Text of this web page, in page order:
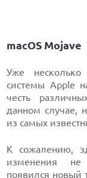
macOS Mojave
Уже
системы Apple
честь
данном случае,
из самых
К сожалению,
изменения не
появился новый